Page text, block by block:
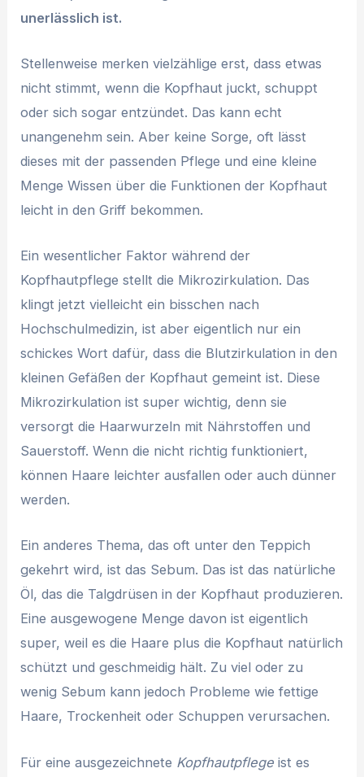
unerlässlich ist.
Stellenweise merken vielzählige erst, dass etwas
nicht stimmt, wenn die Kopfhaut juckt, schuppt
oder sich sogar entzündet. Das kann echt
unangenehm sein. Aber keine Sorge, oft lässt
dieses mit der passenden Pflege und eine kleine
Menge Wissen über die Funktionen der Kopfhaut
leicht in den Griff bekommen.
Ein wesentlicher Faktor während der
Kopfhautpflege stellt die Mikrozirkulation. Das
klingt jetzt vielleicht ein bisschen nach
Hochschulmedizin, ist aber eigentlich nur ein
schickes Wort dafür, dass die Blutzirkulation in den
kleinen Gefäßen der Kopfhaut gemeint ist. Diese
Mikrozirkulation ist super wichtig, denn sie
versorgt die Haarwurzeln mit Nährstoffen und
Sauerstoff. Wenn die nicht richtig funktioniert,
können Haare leichter ausfallen oder auch dünner
werden.
Ein anderes Thema, das oft unter den Teppich
gekehrt wird, ist das Sebum. Das ist das natürliche
Öl, das die Talgdrüsen in der Kopfhaut produzieren.
Eine ausgewogene Menge davon ist eigentlich
super, weil es die Haare plus die Kopfhaut natürlich
schützt und geschmeidig hält. Zu viel oder zu
wenig Sebum kann jedoch Probleme wie fettige
Haare, Trockenheit oder Schuppen verursachen.
Für eine ausgezeichnete Kopfhautpflege ist es